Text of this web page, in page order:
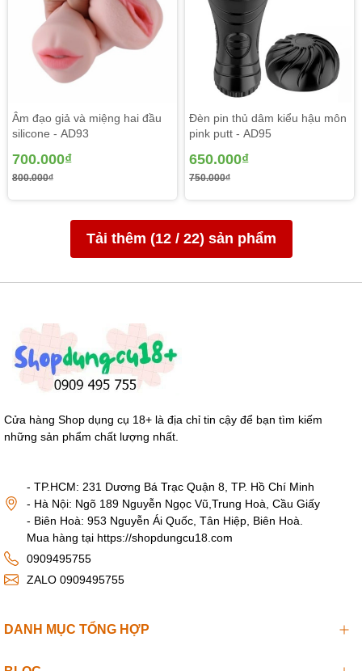
Âm đạo giả và miệng hai đầu
silicone - AD93
700.000₫
800.000₫
Đèn pin thủ dâm kiểu hậu môn
pink putt - AD95
650.000₫
750.000₫
Tải thêm (12/ 22) sản phẩm
Cửa hàng Shop dụng cụ 18+ là địa chỉ tin cậy để bạn tìm kiếm
những sản phẩm chất lượng nhất.
- TP.HCM: 231 Dương Bá Trạc Quận 8, TP. Hồ Chí Minh
- Hà Nội: Ngõ 189 Nguyễn Ngọc Vũ,Trung Hoà, Cầu Giấy
- Biên Hoà: 953 Nguyễn Ái Quốc, Tân Hiệp, Biên Hoà.
Mua hàng tại https://shopdungcu18.com
0909495755
ZALO 0909495755
DANH MỤC TỔNG HỢP